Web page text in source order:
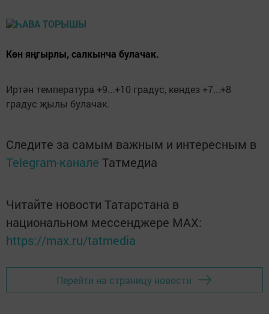
Көн яңгырлы, салкынча булачак.
Иртән температура +9...+10 градус, көндез +7...+8
градус җылы булачак.
Следите за самым важным и интересным в
Telegram-канале Татмедиа
Читайте новости Татарстана в
национальном мессенджере MАХ:
https://max.ru/tatmedia
Перейти на страницу новости